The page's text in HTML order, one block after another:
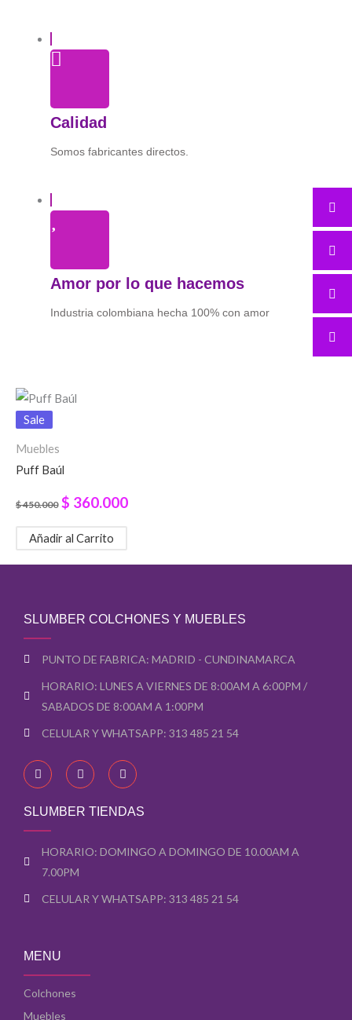
Calidad
Somos fabricantes directos.
Amor por lo que hacemos
Industria colombiana hecha 100% con amor
Sale
Muebles
Puff Baúl
$450.000
El
era:
$ 450.000.
$ 360.000$ 360.000.
Añadir al Carrito
SLUMBER COLCHONES Y MUEBLES
PUNTO DE FABRICA: MADRID - CUNDINAMARCA
HORARIO: LUNES A VIERNES DE 8:00AM A 6:00PM /
SABADOS DE 8:00AM A 1:00PM
CELULAR Y WHATSAPP: 313 485 21 54
F
a
c
e
b
o
o
I
n
s
t
a
g
m
Y
o
u
t
u
b
s
r
SLUMBER TIENDAS
HORARIO: DOMINGO A DOMINGO DE 10.00AM A
7.00PM
CELULAR Y WHATSAPP: 313 485 21 54
MENU
Colchones
Muebles